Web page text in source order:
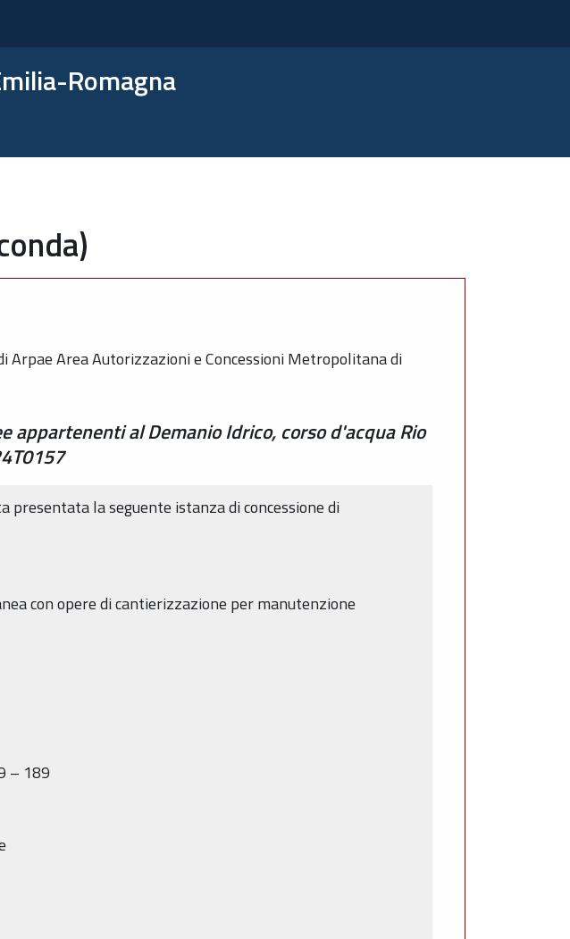
Romagna
Arpae Area Autorizzazioni e Concessioni Metropolitana di
appartenenti al Demanio Idrico, corso d'acqua Rio
presentata la seguente istanza di concessione di
con opere di cantierizzazione per manutenzione
– 189